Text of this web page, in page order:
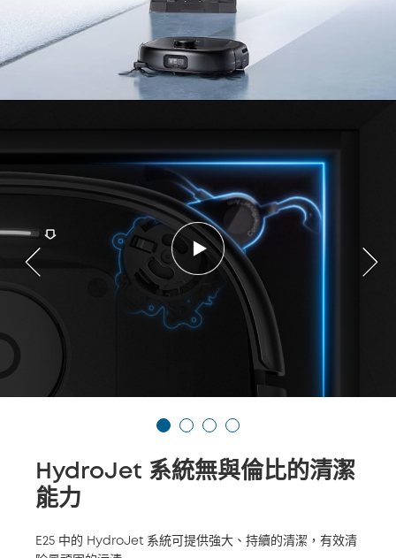
HydroJet 系統無與倫比的清潔
能力
E25 中的 HydroJet 系統可提供強大、持續的清潔，有效清